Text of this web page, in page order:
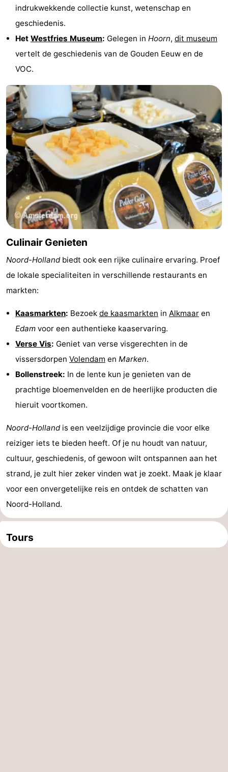
indrukwekkende collectie kunst, wetenschap en
geschiedenis.
Het Westfries Museum: Gelegen in Hoorn, dit museum
vertelt de geschiedenis van de Gouden Eeuw en de
VOC.
Culinair Genieten
Noord-Hollandbiedt ook een rijke culinaire ervaring. Proef
de lokale specialiteiten in verschillende restaurants en
markten:
Kaasmarkten: Bezoek de kaasmarkten in Alkmaar en
Edam voor een authentieke kaaservaring.
Verse Vis: Geniet van verse visgerechten in de
vissersdorpen Volendam en Marken.
Bollenstreek: In de lente kun je genieten van de
prachtige bloemenvelden en de heerlijke producten die
hieruit voortkomen.
Noord-Hollandis een veelzijdige provincie die voor elke
reiziger iets te bieden heeft. Of je nu houdt van natuur,
cultuur, geschiedenis, of gewoon wilt ontspannen aan het
strand, je zult hier zeker vinden wat je zoekt. Maak je klaar
voor een onvergetelijke reis en ontdek de schatten van
Noord-Holland.
Tours